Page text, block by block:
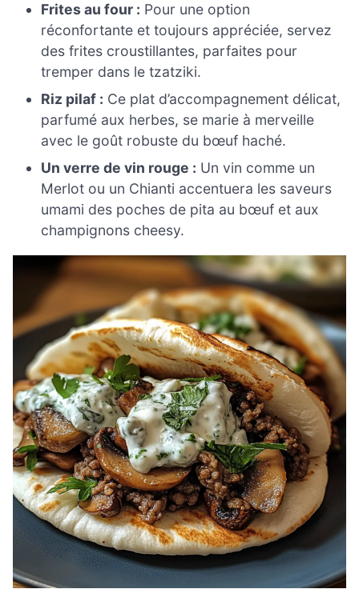
Frites au four : Pour une option
réconfortante et toujours appréciée, servez
des frites croustillantes, parfaites pour
tremper dans le tzatziki.
Riz pilaf : Ce plat d’accompagnement délicat,
parfumé aux herbes, se marie à merveille
avec le goût robuste du bœuf haché.
Un verre de vin rouge : Un vin comme un
Merlot ou un Chianti accentuera les saveurs
umami des poches de pita au bœuf et aux
champignons cheesy.